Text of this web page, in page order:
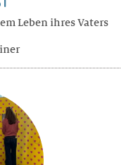
Leben ihres Vaters